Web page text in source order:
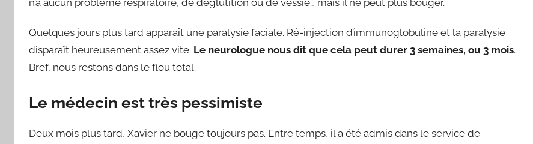
Quelques jours plus tard apparaît une paralysie faciale. Ré-injection d’immunoglobuline et la paralysie
disparaît heureusement assez vite. Le neurologue nous dit que cela peut durer 3 semaines, ou 3 mois.
Bref, nous restons dans le flou total.
Le médecin est très pessimiste
Deux mois plus tard, Xavier ne bouge toujours pas. Entre temps, il a été admis dans le service de